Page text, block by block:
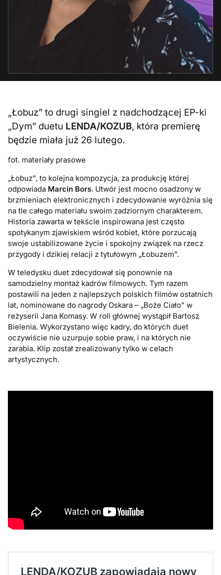
„Łobuz” to drugi singiel z nadchodzącej EP-ki
„Dym” duetu LENDA/KOZUB, która premierę
będzie miała już 26 lutego.
fot. materiały prasowe
„Łobuz”, to kolejna kompozycja, za produkcję której
odpowiada Marcin Bors. Utwór jest mocno osadzony w
brzmieniach elektronicznych i zdecydowanie wyróżnia się
na tle całego materiału swoim zadziornym charakterem.
Historia zawarta w tekście inspirowana jest często
spotykanym zjawiskiem wśród kobiet, które porzucają
swoje ustabilizowane życie i spokojny związek na rzecz
przygody i dzikiej relacji z tytułowym „Łobuzem”.
W teledysku duet zdecydował się ponownie na
samodzielny montaż kadrów filmowych. Tym razem
postawili na jeden z najlepszych polskich filmów ostatnich
lat, nominowane do nagrody Oskara – „Boże Ciało” w
reżyserii Jana Komasy. W roli głównej wystąpił Bartosz
Bielenia. Wykorzystano więc kadry, do których duet
oczywiście nie uzurpuje sobie praw, i na których nie
zarabia. Klip został zrealizowany tylko w celach
artystycznych.